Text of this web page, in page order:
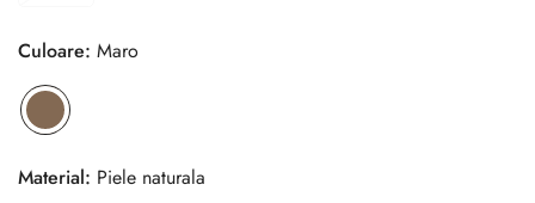
Culoare: Maro
Material: Piele naturala